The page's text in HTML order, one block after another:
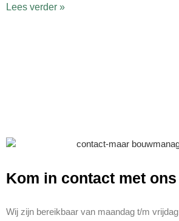
Lees verder »
Kom in contact met ons
Wij zijn bereikbaar van maandag t/m vrijdag